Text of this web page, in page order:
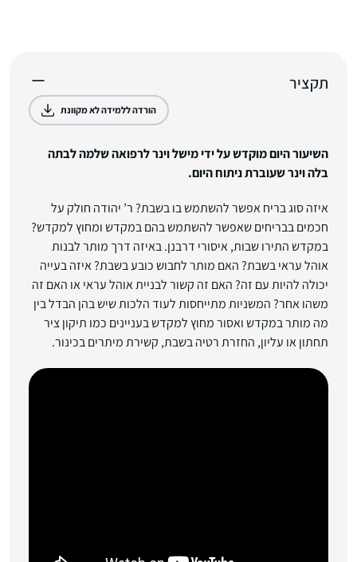
תקציר
הורדה ללמידה לא מקוונת
השיעור היום מוקדש על ידי מישל וינר לרפואה שלמה לבתה
בלה וינר שעוברת ניתוח היום.
איזה סוג בריח אפשר להשתמש בו בשבת? ר’ יהודה חולק על
חכמים בבריחים שאפשר להשתמש בהם במקדש ומחוץ למקדש?
במקדש התירו שבות, איסורי דרבנן. באיזה דרך מותר לבנות
אוהל עראי בשבת? האם מותר לחבוש כובע בשבת? איזה בעייה
יכולה להיות עם זה? האם זה קשור לבניית אוהל עראי או האם זה
משהו אחר? המשניות מתייחסות לעוד הלכות שיש בהן הבדל בין
מה מותר במקדש ואסור מחוץ למקדש בעניינים כמו תיקון ציר
תחתון או עליון, החזרת רטיה בשבת, קשירת מיתרים בכינור.